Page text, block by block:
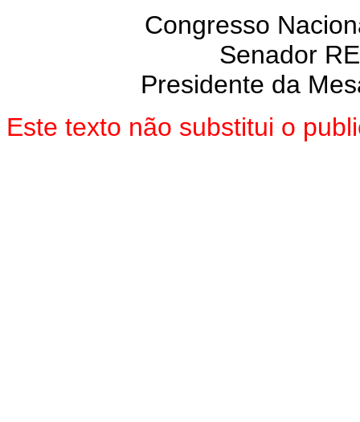
Congresso
Senador
Presidente da
Este texto não substitui o